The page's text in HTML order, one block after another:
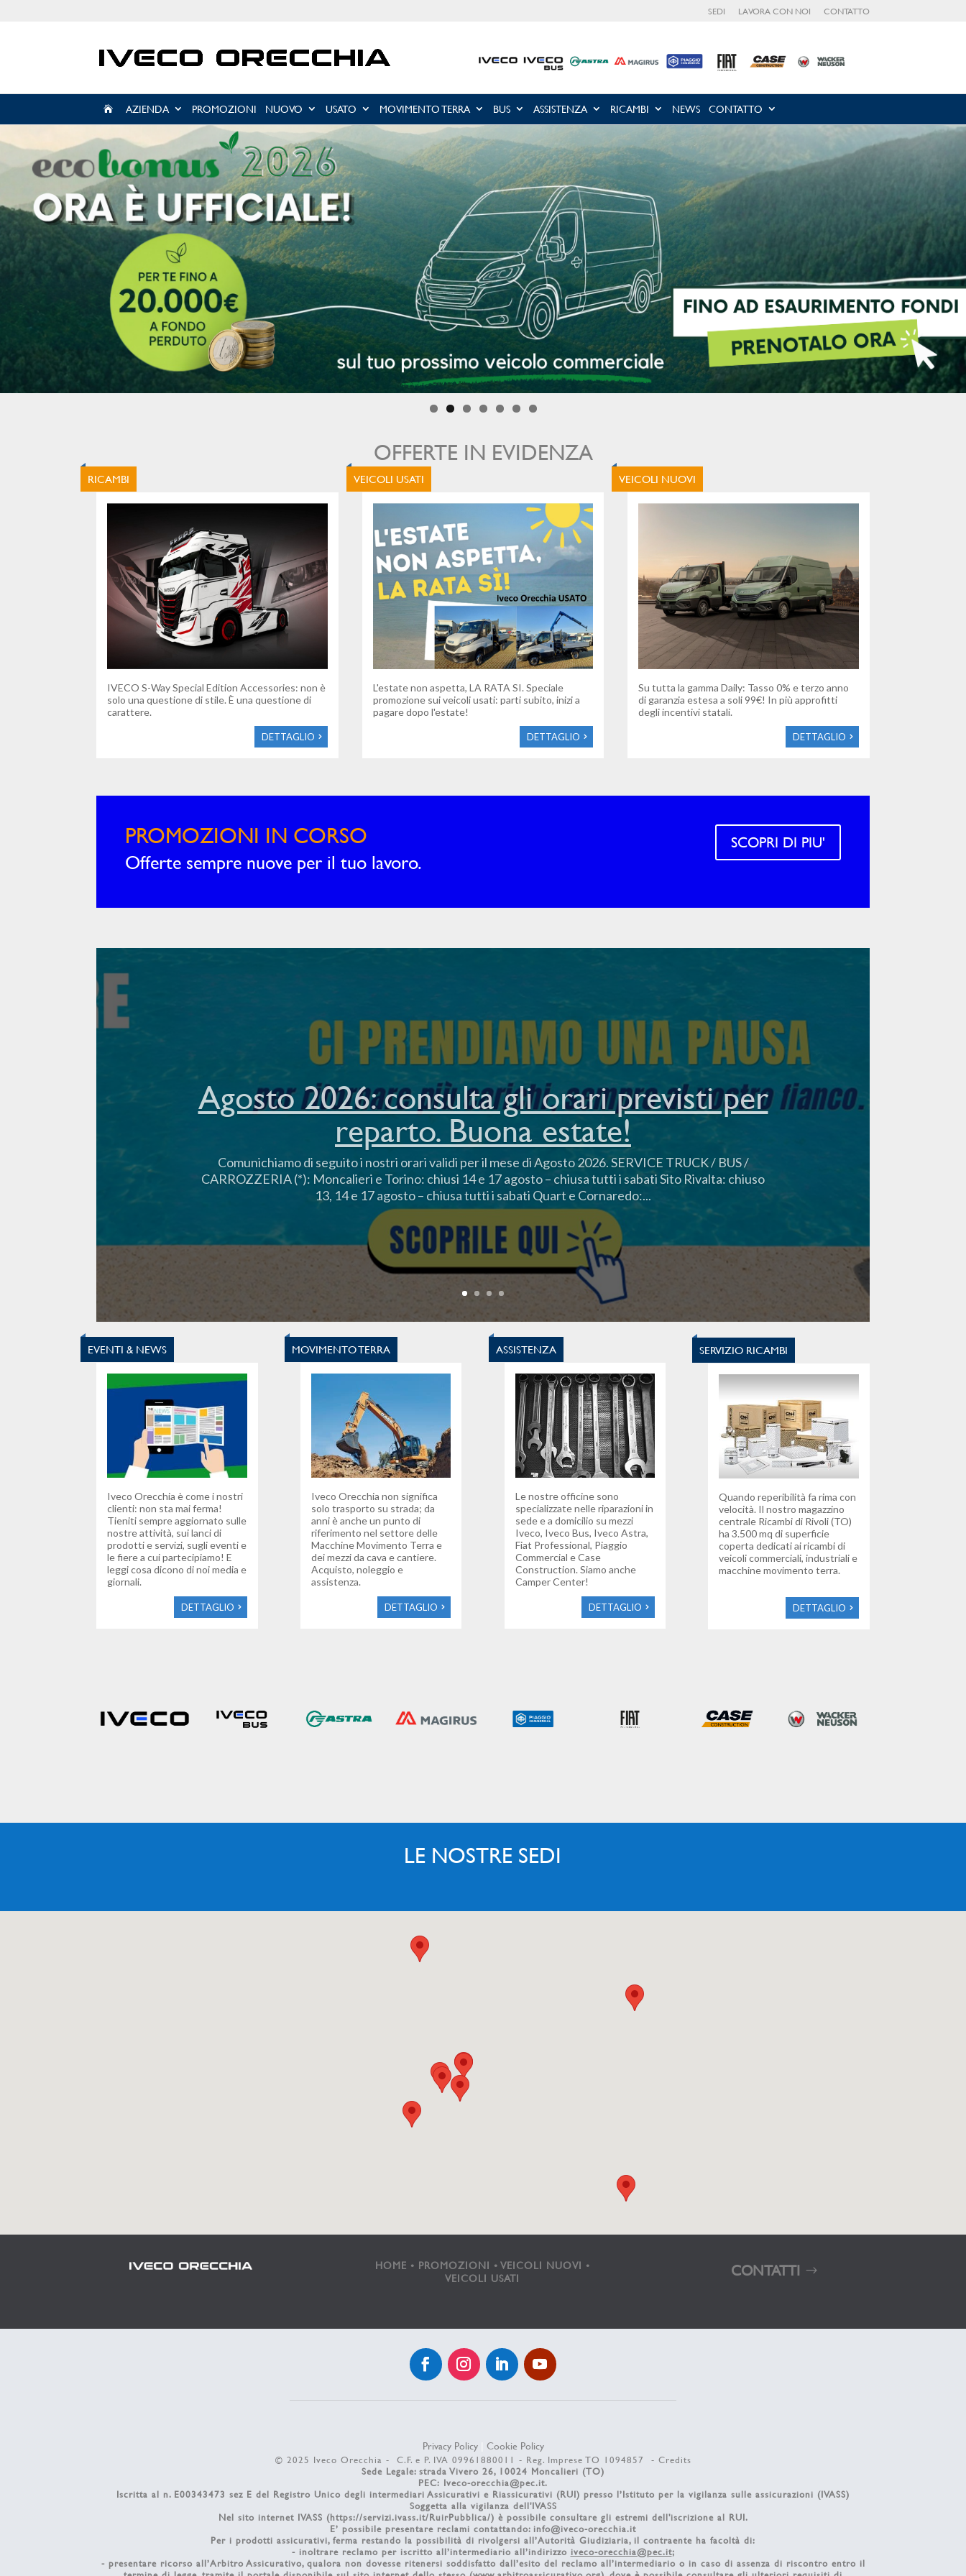
SEDI LAVORA CON NOI CONTATTO
 AZIENDA PROMOZIONI NUOVO USATO MOVIMENTO TERRA BUS ASSISTENZA RICAMBI NEWS CONTATTO
OFFERTE IN EVIDENZA
RICAMBI
IVECO S-Way Special Edition Accessories: non è
solo una questione di stile. È una questione di
carattere.
DETTAGLIO
VEICOLI USATI
L'estate non aspetta, LA RATA SI. Speciale
promozione sui veicoli usati: parti subito, inizi a
pagare dopo l'estate!
DETTAGLIO
VEICOLI NUOVI
Su tutta la gamma Daily: Tasso 0% e terzo anno
di garanzia estesa a soli 99€! In più approfitti
degli incentivi statali.
DETTAGLIO
PROMOZIONI IN CORSO
Offerte sempre nuove per il tuo lavoro.
SCOPRI DI PIU'
Agosto 2026: consulta gli orari previsti per
reparto. Buona estate!
Comunichiamo di seguito i nostri orari validi per il mese di Agosto 2026. SERVICE TRUCK / BUS /
CARROZZERIA (*): Moncalieri e Torino: chiusi 14 e 17 agosto – chiusa tutti i sabati Sito Rivalta: chiuso
13, 14 e 17 agosto – chiusa tutti i sabati Quart e Cornaredo:...
EVENTI & NEWS
Iveco Orecchia è come i nostri
clienti: non sta mai ferma!
Tieniti sempre aggiornato sulle
nostre attività, sui lanci di
prodotti e servizi, sugli eventi e
le fiere a cui partecipiamo! E
leggi cosa dicono di noi media e
giornali.
DETTAGLIO
MOVIMENTO TERRA
Iveco Orecchia non significa
solo trasporto su strada; da
anni è anche un punto di
riferimento nel settore delle
Macchine Movimento Terra e
dei mezzi da cava e cantiere.
Acquisto, noleggio e
assistenza.
DETTAGLIO
ASSISTENZA
Le nostre officine sono
specializzate nelle riparazioni in
sede e a domicilio su mezzi
Iveco, Iveco Bus, Iveco Astra,
Fiat Professional, Piaggio
Commercial e Case
Construction. Siamo anche
Camper Center!
DETTAGLIO
SERVIZIO RICAMBI
Quando reperibilità fa rima con
velocità. Il nostro magazzino
centrale Ricambi di Rivoli (TO)
ha 3.500 mq di superficie
coperta dedicati ai ricambi di
veicoli commerciali, industriali e
macchine movimento terra.
DETTAGLIO
LE NOSTRE SEDI
HOME • PROMOZIONI •VEICOLI NUOVI •
VEICOLI USATI
CONTATTI
Privacy Policy| Cookie Policy
© 2025 Iveco Orecchia - C.F. e P. IVA 09961880011 - Reg. Imprese TO 1094857 - Credits
Sede Legale: strada Vivero 26, 10024 Moncalieri (TO)
PEC: Iveco-orecchia@pec.it.
Iscritta al n. E00343473 sez E del Registro Unico degli intermediari Assicurativi e Riassicurativi (RUI) presso l’Istituto per la vigilanza sulle assicurazioni (IVASS)
Soggetta alla vigilanza dell'IVASS
Nel sito internet IVASS (https://servizi.ivass.it/RuirPubblica/) è possibile consultare gli estremi dell'iscrizione al RUI.
E’ possibile presentare reclami contattando: info@iveco-orecchia.it
Per i prodotti assicurativi, ferma restando la possibilità di rivolgersi all’Autorità Giudiziaria, il contraente ha facoltà di:
- inoltrare reclamo per iscritto all’intermediario all’indirizzo iveco-orecchia@pec.it;
- presentare ricorso all’Arbitro Assicurativo, qualora non dovesse ritenersi soddisfatto dall’esito del reclamo all’intermediario o in caso di assenza di riscontro entro il